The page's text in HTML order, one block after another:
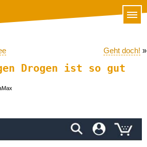
Geht doch! »
Drogen ist so gut